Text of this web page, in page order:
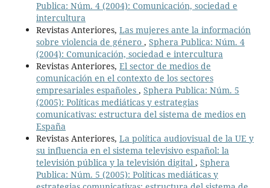
Publica: Núm. 4 (2004): Comunicación, sociedad e
intercultura
Revistas Anteriores, Las mujeres ante la información
sobre violencia de género , Sphera Publica: Núm. 4
(2004): Comunicación, sociedad e intercultura
Revistas Anteriores, El sector de medios de
comunicación en el contexto de los sectores
empresariales españoles , Sphera Publica: Núm. 5
(2005): Políticas mediáticas y estrategias
comunicativas: estructura del sistema de medios en
España
Revistas Anteriores, La política audiovisual de la UE y
su influencia en el sistema televisivo español: la
televisión pública y la televisión digital , Sphera
Publica: Núm. 5 (2005): Políticas mediáticas y